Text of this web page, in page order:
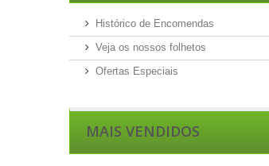
Histórico de Encomendas
Veja os nossos folhetos
Ofertas Especiais
MAIS VENDIDOS